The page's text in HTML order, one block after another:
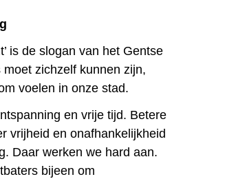
is de slogan van het Gentse
zichzelf kunnen zijn,
voelen in onze stad.
en vrije tijd. Betere
vrijheid en onafhankelijkheid
Daar werken we hard aan.
bijeen om